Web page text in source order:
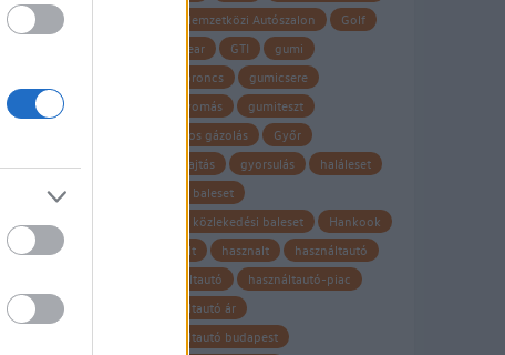
Genfi Nemzetközi Autószalon
Golf
Goodyear
GTI
gumi
gumiabroncs
gumicsere
guminyomás
gumiteszt
gyalogos gázolás
Győr
gyorshajtás
gyorsulás
haláleset
halálos baleset
halálos közlekedési baleset
Hankook
használt
hasznalt
használtautó
Használtautó
használtautó-piac
használtautó ár
használtautó budapest